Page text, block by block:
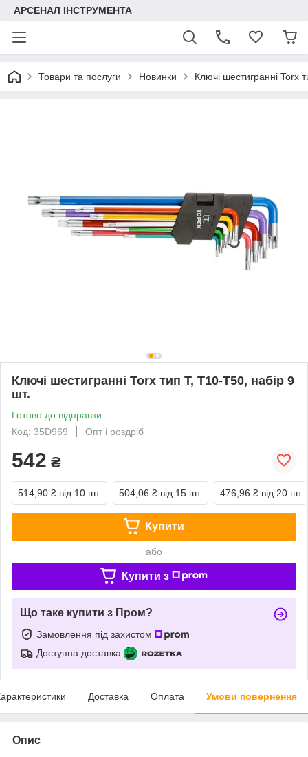
АРСЕНАЛ ІНСТРУМЕНТА
Товари та послуги Новинки Ключі шестигранні Torx
Ключі шестигранні Torx тип Т, T10-T50, набір 9
шт.
Готово до відправки
Код: 35D969
Опт і роздріб
542 ₴
514,90 ₴ від 10 шт. 504,06 ₴ від 15 шт. 476,96 ₴ від 20 шт.
Купити
або
Купити з
Що таке купити з Пром?
Замовлення під захистом
Доступна доставка
Доставка Оплата Умови повернення
Опис